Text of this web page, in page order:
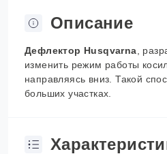
Описание
Дефлектор Husqvarna ,
изменить режим работы
направляясь вниз. Такой
больших участках.